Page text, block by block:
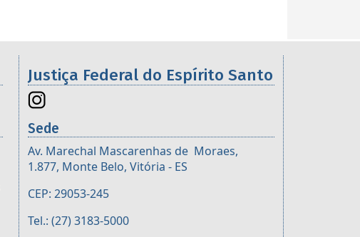
Justiça Federal do Espírito Santo
Sede
Av. Marechal Mascarenhas de Moraes,
1.877, Monte Belo, Vitória - ES
CEP: 29053-245
Tel.: (27) 3183-5000